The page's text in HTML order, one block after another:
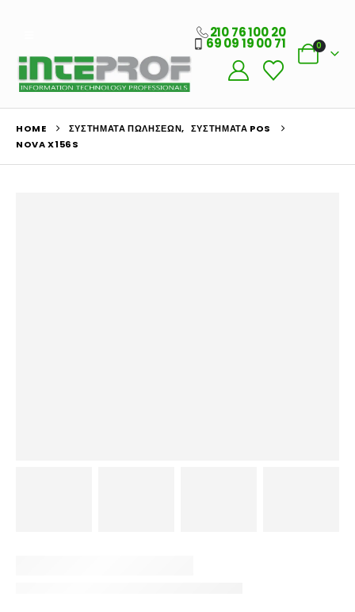
210 76 100 20
69 09 19 00 71 0
HOME ΣΥΣΤΉΜΑΤΑ ΠΩΛΉΣΕΩΝ, ΣΥΣΤΉΜΑΤΑ POS
NOVA X156S